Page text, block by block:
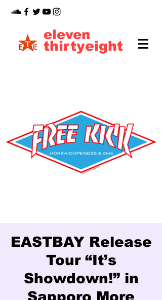
thirtyeight
eleven
EASTBAY Release
Tour “It’s
Showdown!” in
Sapporo More